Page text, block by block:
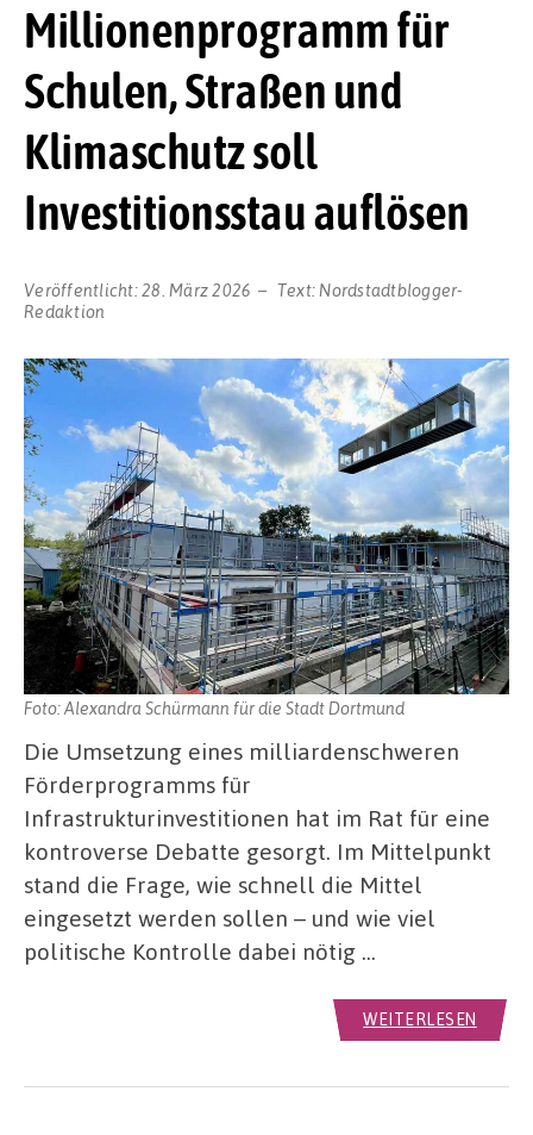
Millionenprogramm für
Schulen, Straßen und
Klimaschutz soll
Investitionsstau auflösen
Veröffentlicht:28. März 2026 Text: Nordstadtblogger-
Redaktion
Foto: Alexandra Schürmann für die Stadt Dortmund
Die Umsetzung eines milliardenschweren
Förderprogramms für
Infrastrukturinvestitionen hat im Rat für eine
kontroverse Debatte gesorgt. Im Mittelpunkt
stand die Frage, wie schnell die Mittel
eingesetzt werden sollen – und wie viel
politische Kontrolle dabei nötig …
WEITERLESEN